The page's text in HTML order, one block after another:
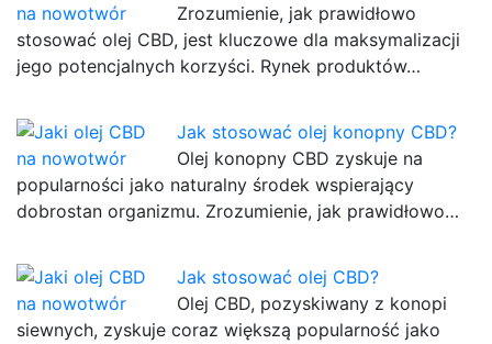
Zrozumienie, jak prawidłowo
stosować olej CBD, jest kluczowe dla maksymalizacji
jego potencjalnych korzyści. Rynek produktów…
Jak stosować olej konopny CBD?
Olej konopny CBD zyskuje na
popularności jako naturalny środek wspierający
dobrostan organizmu. Zrozumienie, jak prawidłowo…
Jak stosować olej CBD?
Olej CBD, pozyskiwany z konopi
siewnych, zyskuje coraz większą popularność jako